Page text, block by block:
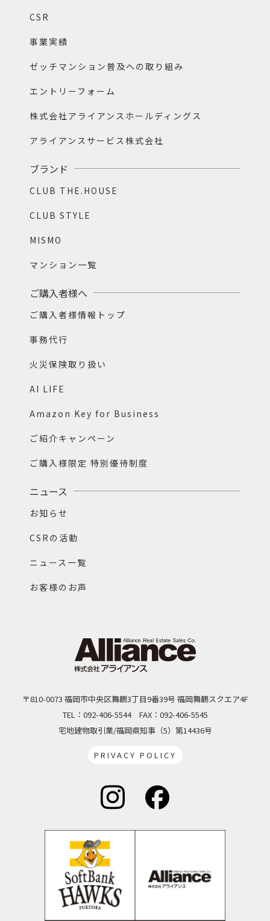
CSR
事業実績
ゼッチマンション普及への取り組み
エントリーフォーム
株式会社アライアンスホールディングス
アライアンスサービス株式会社
ブランド
CLUB THE.HOUSE
CLUB STYLE
MISMO
マンション一覧
ご購入者様へ
ご購入者様情報トップ
事務代行
火災保険取り扱い
AI LIFE
Amazon Key for Business
ご紹介キャンペーン
ご購入様限定 特別優待制度
ニュース
お知らせ
CSRの活動
ニュース一覧
お客様のお声
〒810-0073 福岡市中央区舞鶴3丁目9番39号 福岡舞鶴スクエア4F
TEL：092-406-5544 FAX：092-406-5545
宅地建物取引業/福岡県知事（5）第14436号
PRIVACY POLICY